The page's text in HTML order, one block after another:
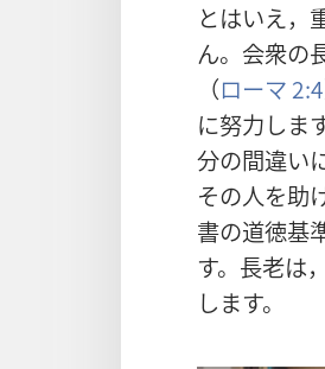
とはいえ，
ん。 会衆の
（ローマ 2:4
に努力しま
分の間違い
その人を助
書の道徳基
す。 長老は
します。